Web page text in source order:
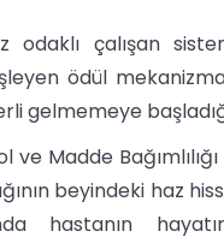
odaklı çalışan
ödül
gelmemeye
ve Madde
beyindeki haz
hastanın